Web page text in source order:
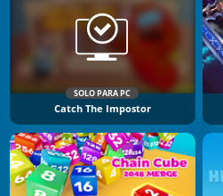
SOLO PARA PC
Catch The Impostor